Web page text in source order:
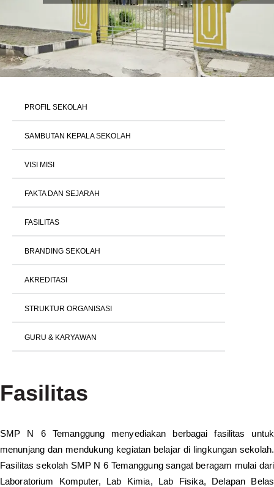
PROFIL SEKOLAH
SAMBUTAN KEPALA SEKOLAH
VISI MISI
FAKTA DAN SEJARAH
FASILITAS
BRANDING SEKOLAH
AKREDITASI
STRUKTUR ORGANISASI
GURU & KARYAWAN
Fasilitas
SMP N 6 Temanggung menyediakan berbagai fasilitas untuk
menunjang dan mendukung kegiatan belajar di lingkungan sekolah.
Fasilitas sekolah SMP N 6 Temanggung sangat beragam mulai dari
Laboratorium Komputer, Lab Kimia, Lab Fisika, Delapan Belas